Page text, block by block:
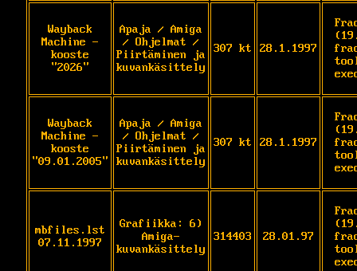
Wayback
Machine -
kooste
"2026"
Apaja / Amiga
/ Ohjelmat /
Piirtäminen ja
kuvankäsittely
307 kt 28.1.1997
Wayback
Machine -
kooste
"09.01.2005"
Apaja / Amiga
/ Ohjelmat /
Piirtäminen ja
kuvankäsittely
307 kt 28.1.1997
mbfiles.lst
07.11.1997
Grafiikka: 6)
Amiga-
kuvankäsittely
314403 28.01.97